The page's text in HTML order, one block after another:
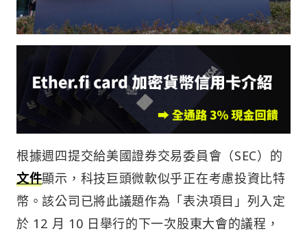
根據週四提交給美國證券交易委員會（SEC）的
文件顯示，科技巨頭微軟似乎正在考慮投資比特
幣。該公司已將此議題作為「表決項目」列入定
於 12 月 10 日舉行的下一次股東大會的議程，